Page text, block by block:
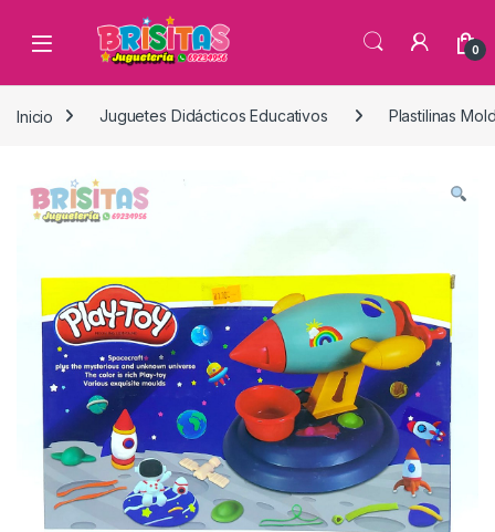
0
Inicio Juguetes Didácticos Educativos Plastilinas